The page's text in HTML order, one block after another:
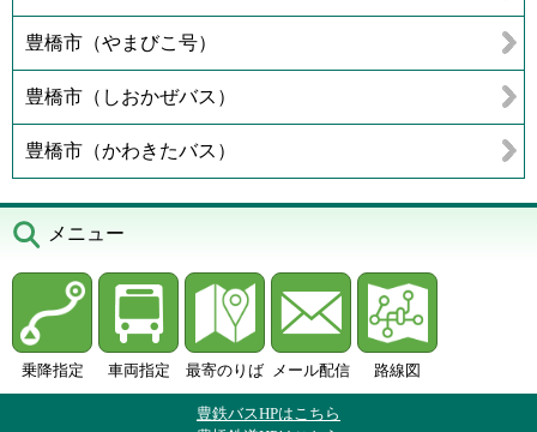
豊橋市（やまびこ号）
豊橋市（しおかぜバス）
豊橋市（かわきたバス）
メニュー
乗降指定 車両指定 最寄のりば メール配信 路線図
豊鉄バスHPはこちら